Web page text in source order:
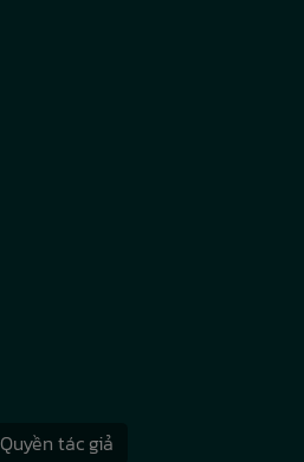
Quyền tác giả